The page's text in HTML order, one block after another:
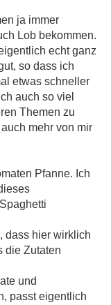
ja immer
Lob bekommen.
echt ganz
so dass ich
etwas schneller
auch so viel
Themen zu
mehr von mir
Pfanne. Ich
dass hier wirklich
die Zutaten
und
passt eigentlich